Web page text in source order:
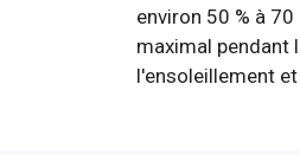
environ 50 % à
maximal pendant
l'ensoleillement